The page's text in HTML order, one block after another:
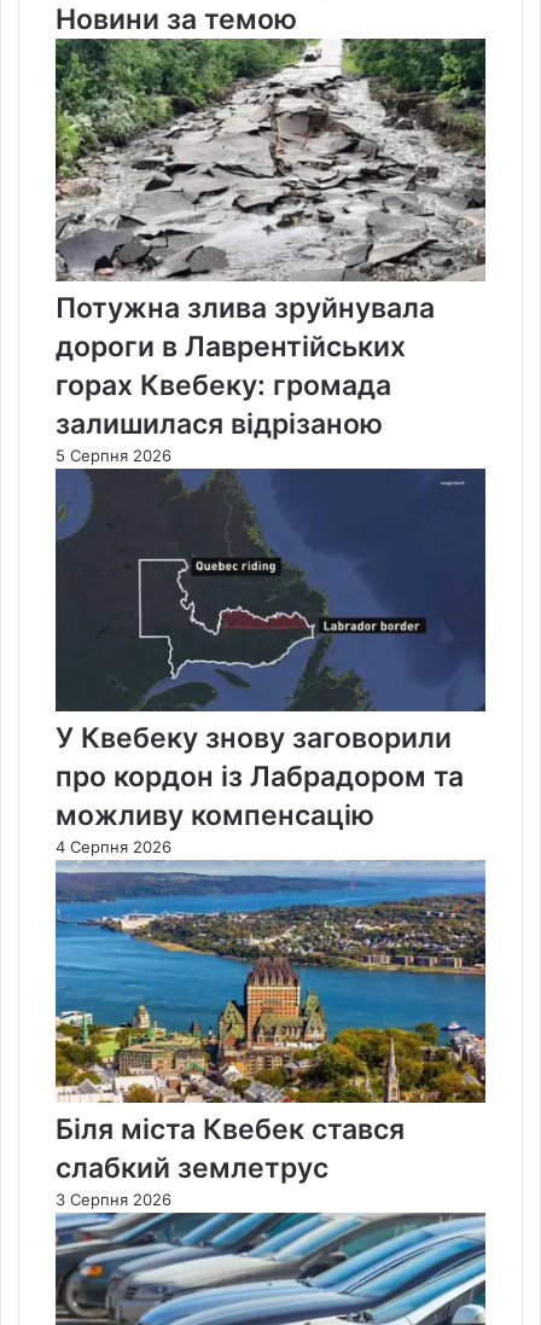
Новини за темою
Потужна злива зруйнувала
дороги в Лаврентійських
горах Квебеку: громада
залишилася відрізаною
5 Серпня 2026
У Квебеку знову заговорили
про кордон із Лабрадором та
можливу компенсацію
4 Серпня 2026
Біля міста Квебек стався
слабкий землетрус
3 Серпня 2026